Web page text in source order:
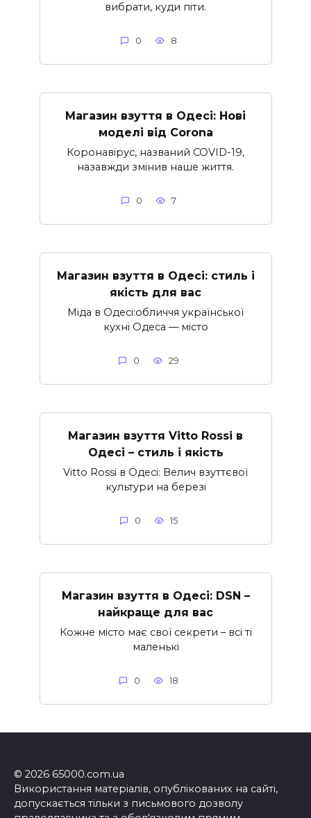
вибрати, куди піти.
0 8
Магазин взуття в Одесі: Нові
моделі від Corona
Коронавірус, названий COVID-19,
назавжди змінив наше життя.
0 7
Магазин взуття в Одесі: стиль і
якість для вас
Міда в Одесі:обличчя української
кухні Одеса — місто
0 29
Магазин взуття Vitto Rossi в
Одесі – стиль і якість
Vitto Rossi в Одесі: Велич взуттєвої
культури на березі
0 15
Магазин взуття в Одесі: DSN –
найкраще для вас
Кожне місто має свої секрети – всі ті
маленькі
0 18
© 2026 65000.com.ua
Використання матеріалів, опублікованих на сайті,
допускається тільки з письмового дозволу